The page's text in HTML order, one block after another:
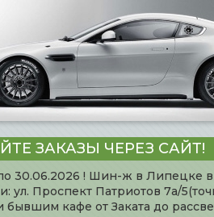
ЗАКАЗЫ ЧЕРЕЗ САЙТ!
30.06.2026 ! Шин-ж в Липецке
Проспект Патриотов 7а/
кафе от Заката до